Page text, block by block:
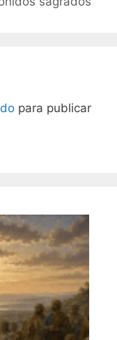
para publicar